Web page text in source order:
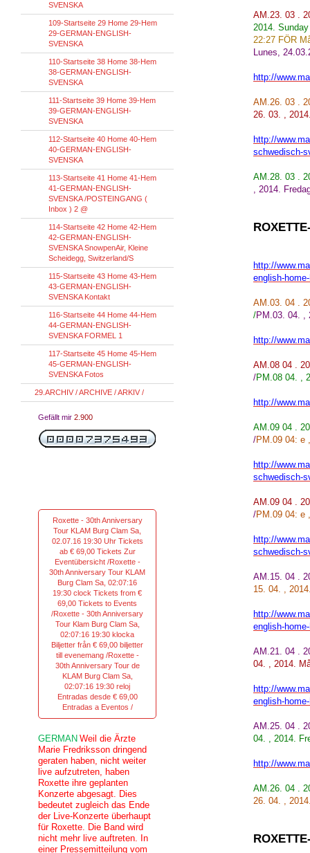
AM.23. 03 .
2014.
22:27 FÖR
Lunes,
http://
AM.26. 03 .
26. 03. ,
http://
schwedisch-
AM.28. 03 .
, 2014.
http://
english-
AM.03. 04 .
/PM.03. 04. ,
http://
AM.08 04 .
/PM.08 04. ,
http://
AM.09 04 .
/PM.09 04: e
http://
schwedisch-
AM.09 04 .
/PM.09 04: e
http://
schwedisch-
AM.15. 04 .
15. 04. ,
http://
english-
AM.21. 04 .
04. , 2014.
http://
english-
AM.25. 04 .
04. , 2014.
http://
AM.26. 04 .
26. 04. ,
SVENSKA
109-Startseite 29 Home 29-Hem
29-GERMAN-ENGLISH-
SVENSKA
110-Startseite 38 Home 38-Hem
38-GERMAN-ENGLISH-
SVENSKA
111-Startseite 39 Home 39-Hem
39-GERMAN-ENGLISH-
SVENSKA
112-Startseite 40 Home 40-Hem
40-GERMAN-ENGLISH-
SVENSKA
113-Startseite 41 Home 41-Hem
41-GERMAN-ENGLISH-
SVENSKA /POSTEINGANG (
Inbox ) 2 @
114-Startseite 42 Home 42-Hem
42-GERMAN-ENGLISH-
SVENSKA SnowpenAir, Kleine
Scheidegg, Switzerland/S
115-Startseite 43 Home 43-Hem
43-GERMAN-ENGLISH-
SVENSKA Kontakt
116-Startseite 44 Home 44-Hem
44-GERMAN-ENGLISH-
SVENSKA FORMEL 1
117-Startseite 45 Home 45-Hem
45-GERMAN-ENGLISH-
SVENSKA Fotos
29.ARCHIV / ARCHIVE / ARKIV /
Gefällt mir 2.900
Roxette - 30th Anniversary
Tour KLAM Burg Clam Sa,
02.07.16 19:30 Uhr Tickets
ab € 69,00 Tickets Zur
Eventübersicht /Roxette -
30th Anniversary Tour KLAM
Burg Clam Sa, 02:07:16
19:30 clock Tickets from €
69,00 Tickets to Events
/Roxette - 30th Anniversary
Tour Klam Burg Clam Sa,
02:07:16 19:30 klocka
Biljetter från € 69,00 biljetter
till evenemang /Roxette -
30th Anniversary Tour de
KLAM Burg Clam Sa,
02:07:16 19:30 reloj
Entradas desde € 69,00
Entradas a Eventos /
GERMAN Weil die Ärzte
Marie Fredriksson dringend
geraten haben, nicht weiter
live aufzutreten, haben
Roxette ihre geplanten
Konzerte abgesagt. Dies
bedeutet zugleich das Ende
der Live-Konzerte überhaupt
für Roxette. Die Band wird
nicht mehr live auftreten. In
einer Pressemitteilung vom